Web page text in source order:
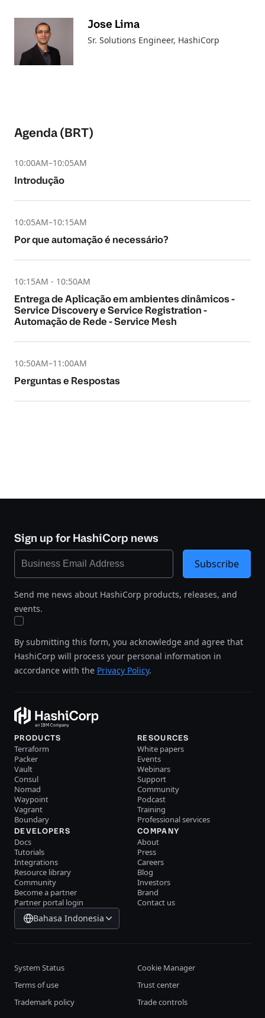
Agenda (BRT)
10:00AM–10:05AM
Introdução
10:05AM–10:15AM
Por que automação é necessário?
10:15AM - 10:50AM
Entrega de Aplicação em ambientes dinâmicos -
Service Discovery e Service Registration -
Automação de Rede - Service Mesh
10:50AM–11:00AM
Perguntas e Respostas
Jose Lima
Sr. Solutions Engineer, HashiCorp
Sign up for HashiCorp news
Send me news about HashiCorp products, releases, and
events.
By submitting this form, you acknowledge and agree that
HashiCorp will process your personal information in
accordance with the Privacy Policy.
Subscribe
PRODUCTS
Terraform
Packer
Vault
Consul
Nomad
Waypoint
Vagrant
Boundary
RESOURCES
White papers
Events
Webinars
Support
Community
Podcast
Training
Professional services
DEVELOPERS
Docs
Tutorials
Integrations
Resource library
Community
Become a partner
Partner portal login
COMPANY
About
Press
Careers
Blog
Investors
Brand
Contact us
Bahasa Indonesia
System Status
Cookie Manager
Terms of use
Trust center
Trademark policy
Trade controls